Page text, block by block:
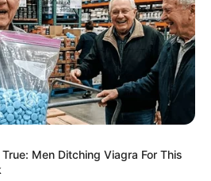
Men Ditching Viagra For This